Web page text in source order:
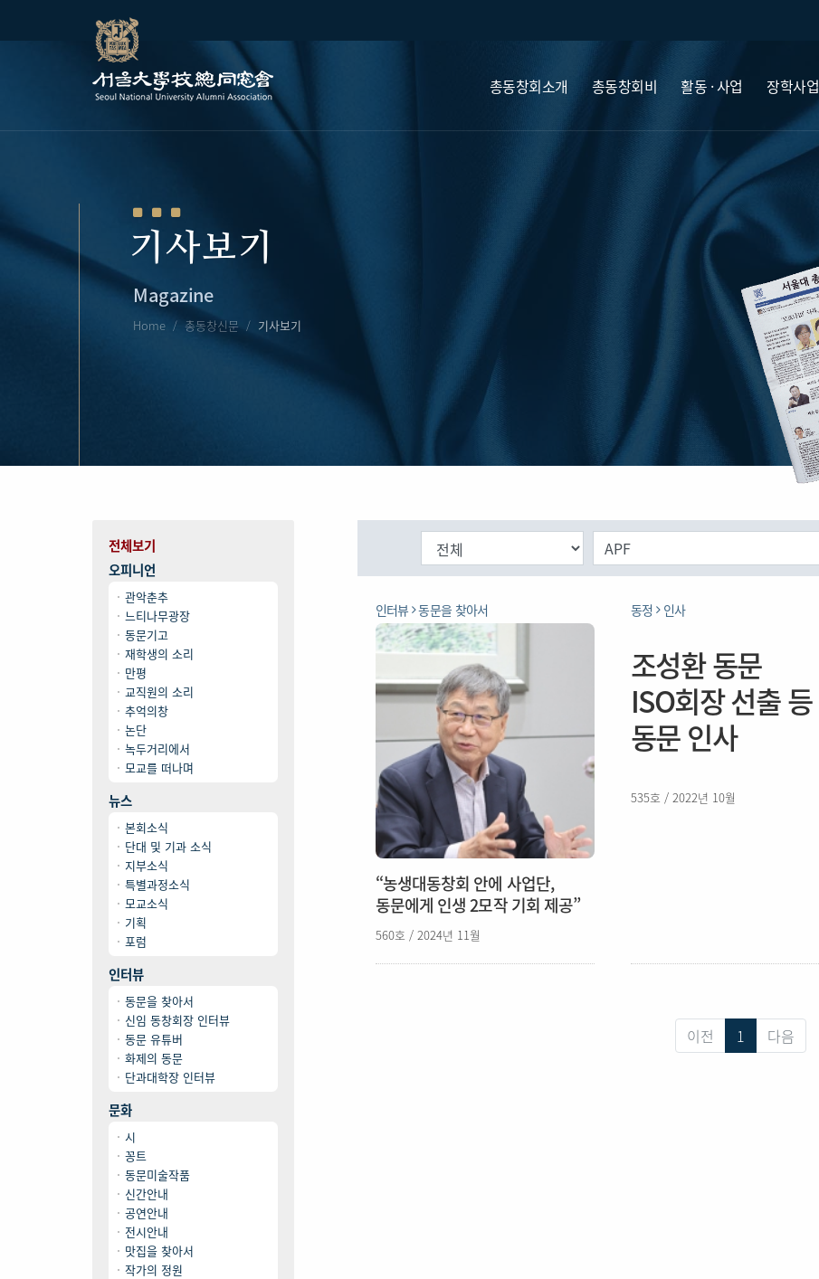
총동창회소개 총동창회비 활동 · 사업 장학사업
기사보기
Magazine
Home 총동창신문 기사보기
전체보기
오피니언
관악춘추
느티나무광장
동문기고
재학생의 소리
만평
교직원의 소리
추억의창
논단
녹두거리에서
모교를 떠나며
뉴스
본회소식
단대 및 기과 소식
지부소식
특별과정소식
모교소식
기획
포럼
인터뷰
동문을 찾아서
신임 동창회장 인터뷰
동문 유튜버
화제의 동문
단과대학장 인터뷰
문화
시
꽁트
동문미술작품
신간안내
공연안내
전시안내
맛집을 찾아서
작가의 정원
인터뷰 동문을 찾아서
“농생대동창회 안에 사업단,
동문에게 인생 2모작 기회 제공”
560호 / 2024년 11월
동정 인사
조성환 동문
ISO회장 선출 등
동문 인사
535호 / 2022년 10월
이전 1 다음